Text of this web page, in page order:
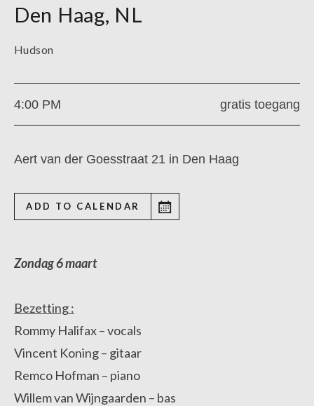
Den Haag, NL
Hudson
4:00 PM gratis toegang
Aert van der Goesstraat 21 in Den Haag
ADD TO CALENDAR
Zondag 6 maart
Bezetting :
Rommy Halifax – vocals
Vincent Koning – gitaar
Remco Hofman – piano
Willem van Wijngaarden – bas